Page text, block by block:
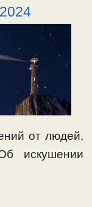
от людей,
искушении